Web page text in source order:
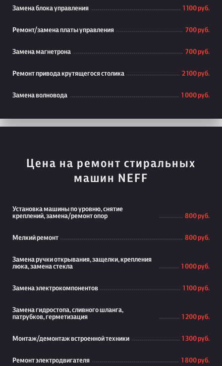
Замена блока управления 1 100 руб.
Ремонт/замена платы управления 700 руб.
Замена магнетрона 700 руб.
Ремонт привода крутящегося столика 2 100 руб.
Замена волновода 1 000 руб.
Цена на ремонт стиральных
машин NEFF
Установка машины по уровню, снятие
креплений, замена/ремонт опор
800 руб.
Мелкий ремонт 800 руб.
Замена ручки открывания, защелки, крепления
люка, замена стекла
1 000 руб.
Замена электрокомпонентов 1 100 руб.
Замена гидростопа, сливного шланга,
патрубков, герметизация
1 200 руб.
Монтаж/демонтаж встроенной техники 1 300 руб.
Ремонт электродвигателя 1 800 руб.